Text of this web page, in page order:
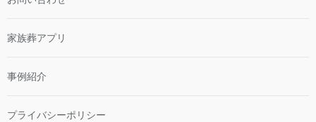
家族葬アプリ
事例紹介
プライバシーポリシー